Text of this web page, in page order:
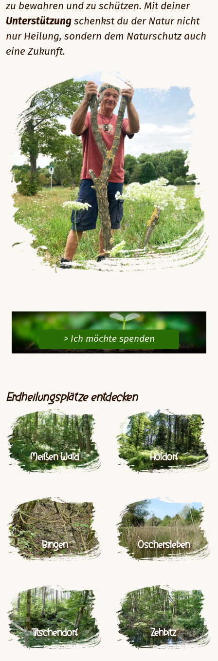
zu bewahren und zu schützen. Mit deiner
Unterstützung schenkst du der Natur nicht
nur Heilung, sondern dem Naturschutz auch
eine Zukunft.
> Ich möchte spenden
Erdheilungsplätze entdecken
Meißen Wald Holdorf
Bingen Oschersleben
Titschendorf Zehbitz